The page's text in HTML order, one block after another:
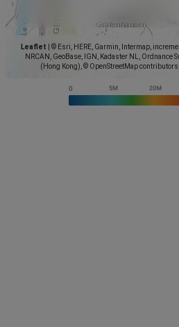
Leaflet
© Esri, HERE, Garmin, Intermap,
NRCAN, GeoBase, IGN, Kadaster NL, Ordnance
(Hong Kong), © OpenStreetMap